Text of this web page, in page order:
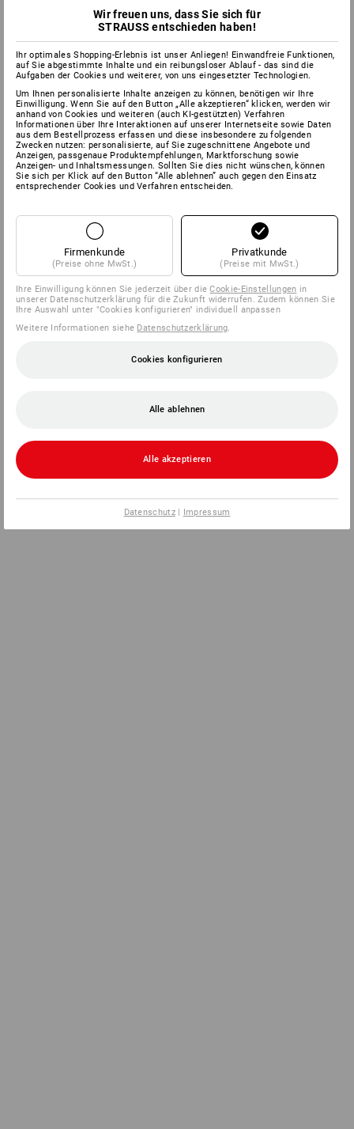
Wir freuen uns, dass Sie sich für
STRAUSS entschieden haben!
Ihr optimales Shopping-Erlebnis ist unser Anliegen! Einwandfreie Funktionen,
auf Sie abgestimmte Inhalte und ein reibungsloser Ablauf - das sind die
Aufgaben der Cookies und weiterer, von uns eingesetzter Technologien.
Um Ihnen personalisierte Inhalte anzeigen zu können, benötigen wir Ihre
Einwilligung. Wenn Sie auf den Button „Alle akzeptieren“ klicken, werden wir
anhand von Cookies und weiteren (auch KI-gestützten) Verfahren
Informationen über Ihre Interaktionen auf unserer Internetseite sowie Daten
aus dem Bestellprozess erfassen und diese insbesondere zu folgenden
Zwecken nutzen: personalisierte, auf Sie zugeschnittene Angebote und
Anzeigen, passgenaue Produktempfehlungen, Marktforschung sowie
Anzeigen- und Inhaltsmessungen. Sollten Sie dies nicht wünschen, können
Sie sich per Klick auf den Button “Alle ablehnen” auch gegen den Einsatz
entsprechender Cookies und Verfahren entscheiden.
Firmenkunde
(Preise ohne MwSt.)
Privatkunde
(Preise mit MwSt.)
Ihre Einwilligung können Sie jederzeit über dieCookie-Einstellungen in
unserer Datenschutzerklärung für die Zukunft widerrufen. Zudem können Sie
Ihre Auswahl unter "Cookies konfigurieren" individuell anpassen
Weitere Informationen siehe Datenschutzerklärung.
Cookies konfigurieren
Alle ablehnen
Alle akzeptieren
Datenschutz| Impressum